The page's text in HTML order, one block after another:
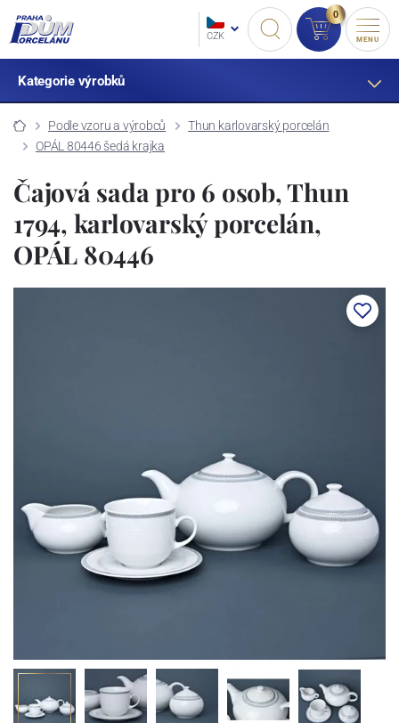
CZK
0
MENU
Kategorie výrobků
Podle vzoru a výrobců
Thun karlovarský porcelán
OPÁL 80446 šedá krajka
Čajová sada pro 6 osob, Thun
1794, karlovarský porcelán,
OPÁL 80446